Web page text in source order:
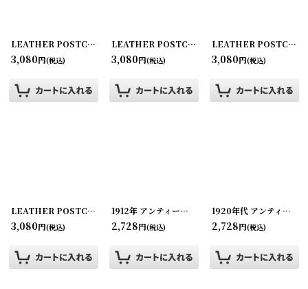
LEATHER POSTCARD 革のポストカード ビンテージレザーポストカード [
3,080円(税込)
LEATHER POSTCARD 革のポストカード ビンテージレザーポストカード
3,080円(税込)
LEATHER POSTCARD 革のポストカード ビンテージレザーポストカード
3,080円(税込)
LEATHER POSTCARD 革のポストカード ビンテージレザーポストカード
3,080円(税込)
1912年 アンティークアドバタイジング カレンダー
2,728円(税込)
1920年代 アンティークアドバタイジング ビューバー
2,728円(税込)